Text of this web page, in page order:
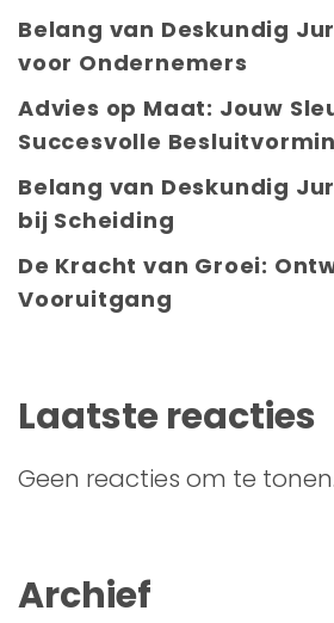
Belang van Deskundig
voor Ondernemers
Advies op Maat: Jouw
Succesvolle
Belang van Deskundig
bij Scheiding
De Kracht van Groei:
Vooruitgang
Laatste reacties
Geen reacties om te tonen.
Archief